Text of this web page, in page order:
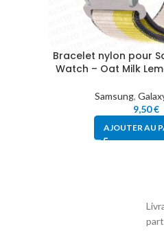
Bracelet nylon pour
Watch – Oat Milk
Samsung,
9,50€
AJOUTER AU